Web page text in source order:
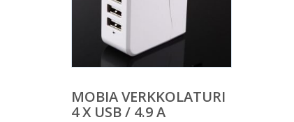
MOBIA VERKKOLATURI
4 X USB / 4.9 A